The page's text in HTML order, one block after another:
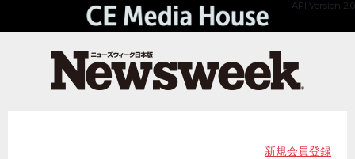
API Version 2.0
新規会員登録